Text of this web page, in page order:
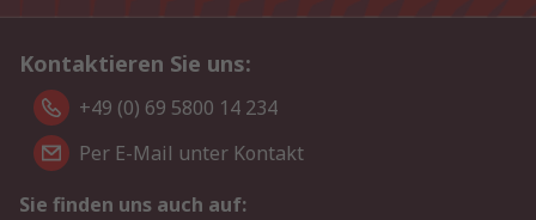
Kontaktieren Sie uns:
+49 (0) 69 5800 14 234
Per E-Mail unter Kontakt
Sie finden uns auch auf: